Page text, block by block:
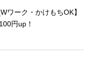
ワーク・かけもちOK】
円up！